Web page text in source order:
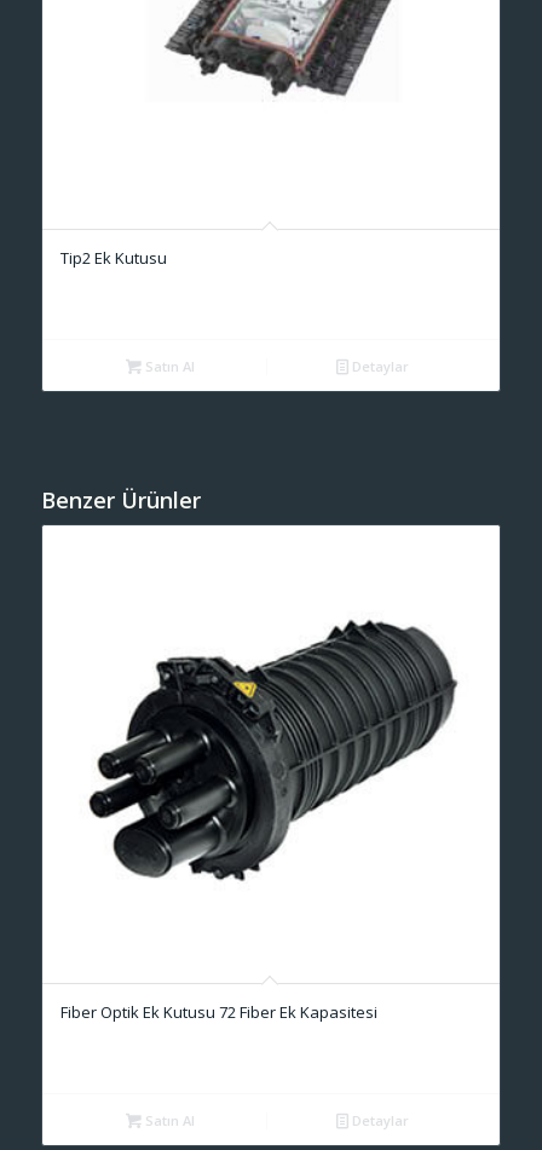
Tip2 Ek Kutusu
Satın Al Detaylar
Benzer Ürünler
Fiber Optik Ek Kutusu 72 Fiber Ek Kapasitesi
Satın Al Detaylar